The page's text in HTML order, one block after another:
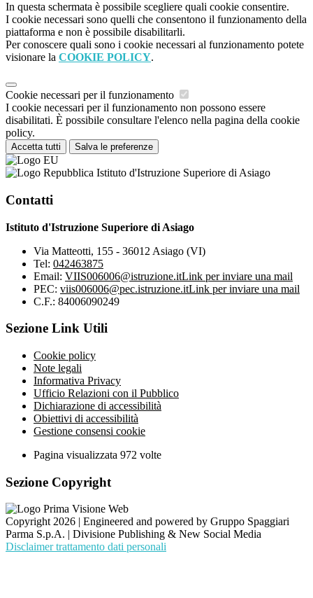
In questa schermata è possibile scegliere quali cookie consentire.
I cookie necessari sono quelli che consentono il funzionamento della
piattaforma e non è possibile disabilitarli.
Per conoscere quali sono i cookie necessari al funzionamento potete
visionare la COOKIE POLICY.
Cookie necessari per il funzionamento
I cookie necessari per il funzionamento non possono essere
disabilitati. È possibile consultare l'elenco nella pagina della cookie
policy.
Accetta tutti Salva le preferenze
Istituto d'Istruzione Superiore di Asiago
Contatti
Istituto d'Istruzione Superiore di Asiago
Via Matteotti, 155 - 36012 Asiago (VI)
Tel: 042463875
Email: VIIS006006@istruzione.itLink per inviare una mail
PEC: viis006006@pec.istruzione.itLink per inviare una mail
C.F.: 84006090249
Sezione Link Utili
Cookie policy
Note legali
Informativa Privacy
Ufficio Relazioni con il Pubblico
Dichiarazione di accessibilità
Obiettivi di accessibilità
Gestione consensi cookie
Pagina visualizzata 972 volte
Sezione Copyright
Copyright 2026 | Engineered and powered by Gruppo Spaggiari
Parma S.p.A. | Divisione Publishing & New Social Media
Disclaimer trattamento dati personali